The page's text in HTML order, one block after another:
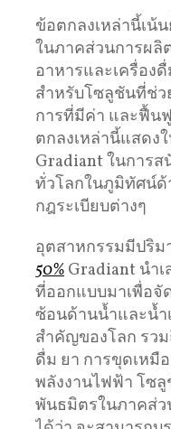
ข้อตกลงเหล่านี้เน้
ในภาคส่วนการผ
อาหารและเครื่อง
สำหรับโซลูชันที่ช่ว
การที่มีค่า และฟื้น
ตกลงเหล่านี้แสดง
Gradiant ในการ
ทั่วโลกในภูมิทัศน์ด้
กฎระเบียบต่างๆ
อุตสาหกรรมมีปริ
50% Gradiant นำ
ที่ออกแบบมาเพื่อจั
ซ้อนด้านน้ำและน้ำ
สำคัญของโลก รว
ดื่ม ยา การขุดเหมื
พลังงานไฟฟ้า โซ
พันธมิตรในภาคส่